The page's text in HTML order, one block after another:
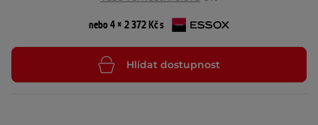
nebo 4 × 2 372 Kč s
Hlídat dostupnost